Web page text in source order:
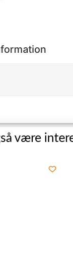
være